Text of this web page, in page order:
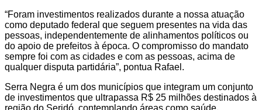
“Foram investimentos realizados durante a nossa atuação
como deputado federal que seguem presentes na vida das
pessoas, independentemente de alinhamentos políticos ou
do apoio de prefeitos à época. O compromisso do mandato
sempre foi com as cidades e com as pessoas, acima de
qualquer disputa partidária”, pontua Rafael.
Serra Negra é um dos municípios que integram um conjunto
de investimentos que ultrapassa R$ 25 milhões destinados à
região do Seridó, contemplando áreas como saúde,